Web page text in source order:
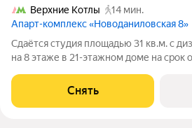
Верхние Котлы
14 мин.
Апарт-комплекс «Новоданиловская 8»
Сдаётся студия площадью 31 кв.м. с
на 8 этаже в 21-этажном доме на срок
Холодильник Посудомоечная машина Кондиционер
Микроволновка Дом - монолитный,
Снять